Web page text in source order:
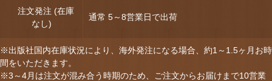
注文発注 (在庫
なし)
通常 5～8営業日で出荷
※出版社国内在庫状況により、海外発注になる場合、約1～1.5ヶ月お時
間をいただきます。
※3～4月は注文が混み合う時期のため、ご注文からお届けまで10営業